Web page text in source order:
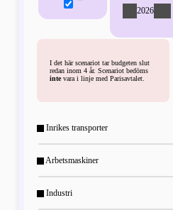
Inrikes transporter
Arbetsmaskiner
Industri
2026
I det här scenariot tar budgeten slut
redan inom 4 år. Scenariot bedöms
intevara i linje med Parisavtalet.